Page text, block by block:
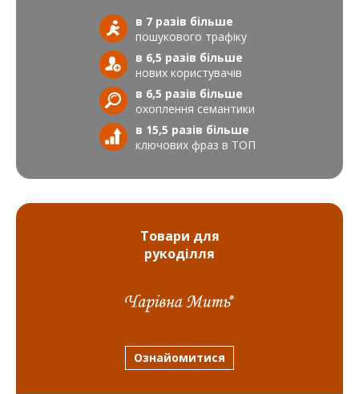
план, який найкраще відповідає вашим потребам та
Чи включається аналіз конкурентної ситуації
в ціну просування?
Аналітика конкуренції може включатися в кінцеву вартість
розкрутки ресурсу, оскільки це важлива частина стратегії
просування. Вивчення суперників допоможе визначити
оптимальний підхід для досягнення конкурентних переваг.
Відмінність розкрутки сайтів в Одесі та інших регіонах
За переліком робіт пошукової оптимізації з метою
просування в Одесі чи будь-якому іншому обласному центрі
відмінностей не буде. Відмінності складаються лише в рівні
конкуренції у ТОП з органічної видачі та у видачі Google Карт.
не обов'язково означає меншу вартість за аналогічну
послугу компанії, що може виражатися у швидкості
досягнутих ТОПах за ту саму вартість.
в 7 разів більше
пошукового трафіку
в 6,5 разів більше
нових користувачів
в 6,5 разів більше
охоплення семантики
в 15,5 разів більше
ключових фраз в ТОП
Товари для
рукоділля
Ознайомитися